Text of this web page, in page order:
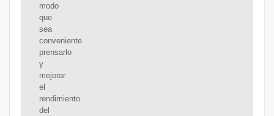
modo
que
sea
conveniente
prensarlo
y
mejorar
el
rendimiento
del